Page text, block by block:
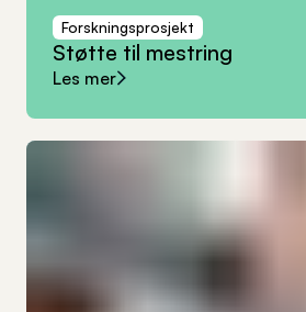
Forskningsprosjekt
Støtte til mestring
Les mer